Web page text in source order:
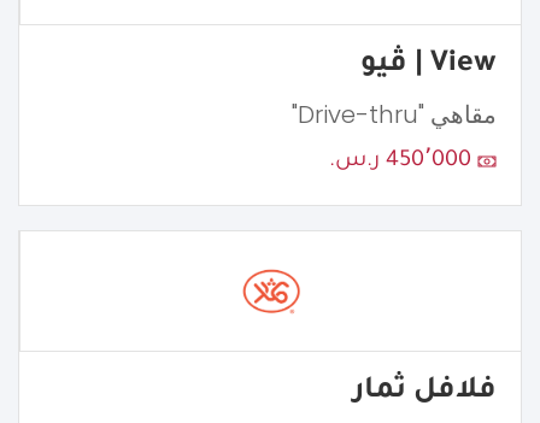
View | ڤيو
مقاهي "Drive-thru"
450٬000 ر.س.
فلافل ثمار